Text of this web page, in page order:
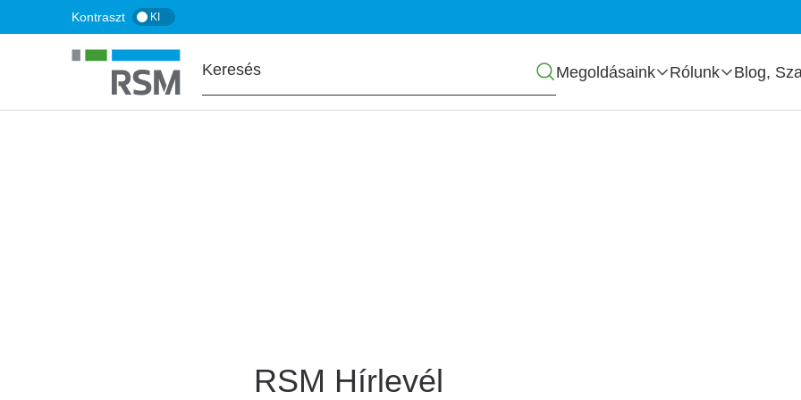
a
tartalomra
Kontraszt KI
Főmenü
Megoldásaink Rólunk Blog,
RSM Hírlevél